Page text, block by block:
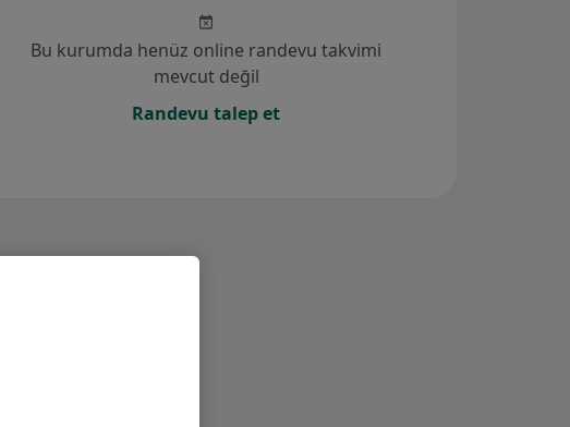
Bu kurumda henüz online randevu takvimi
mevcut değil
Randevu talep et